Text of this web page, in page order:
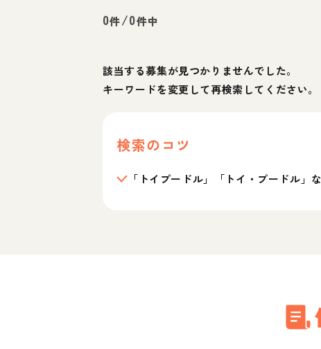
0件/0件中
該当する募集が見つかりませんでした。
キーワードを変更して再検索してください。
検索のコツ
「トイプードル」「トイ・プードル」